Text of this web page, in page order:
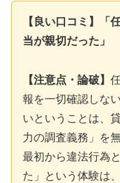
【良い口コミ】「
当が親切だった」
【注意点・論破】
報を一切確認しな
いということは、
力の調査義務」を
最初から違法行為
た」という体験は